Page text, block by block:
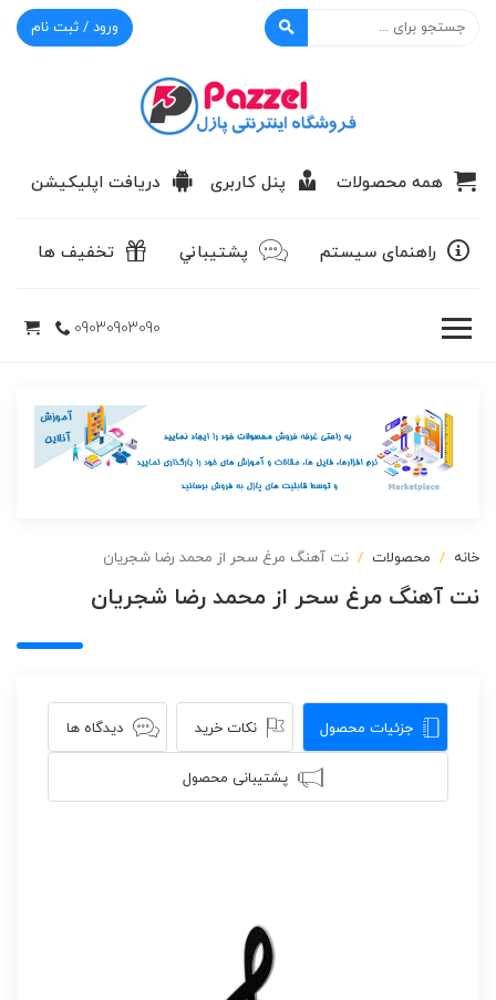
ورود / ثبت نام
همه محصولات پنل کاربری دریافت اپلیکیشن
راهنمای سیستم پشتيباني تخفیف ها
09030903090
خانه محصولات نت آهنگ مرغ سحر از محمد رضا شجریان
نت آهنگ مرغ سحر از محمد رضا شجریان
جزئیات محصول نکات خرید دیدگاه ها
پشتیبانی محصول